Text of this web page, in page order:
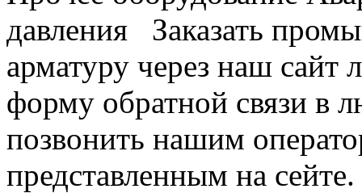
давления Заказать
арматуру через наш сайт
форму обратной связи в
позвонить нашим
представленным на сейте.